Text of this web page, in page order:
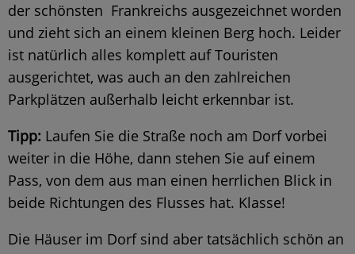
der schönsten Frankreichs ausgezeichnet worden
und zieht sich an einem kleinen Berg hoch. Leider
ist natürlich alles komplett auf Touristen
ausgerichtet, was auch an den zahlreichen
Parkplätzen außerhalb leicht erkennbar ist.
Tipp: Laufen Sie die Straße noch am Dorf vorbei
weiter in die Höhe, dann stehen Sie auf einem
Pass, von dem aus man einen herrlichen Blick in
beide Richtungen des Flusses hat. Klasse!
Die Häuser im Dorf sind aber tatsächlich schön an